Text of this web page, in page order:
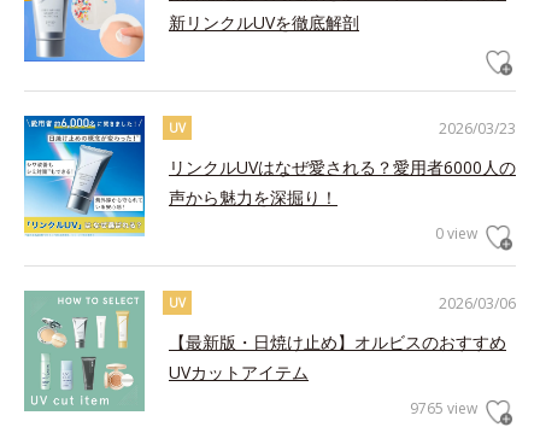
新リンクルUVを徹底解剖
2026/03/23
UV
リンクルUVはなぜ愛される？愛用者6000人の
声から魅力を深掘り！
0 view
2026/03/06
UV
【最新版・日焼け止め】オルビスのおすすめ
UVカットアイテム
9765 view